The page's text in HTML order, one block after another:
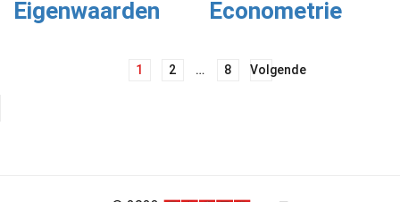
Eigenwaarden
Econometrie
Berichtnavigatie
1 2 … 8 Volgende